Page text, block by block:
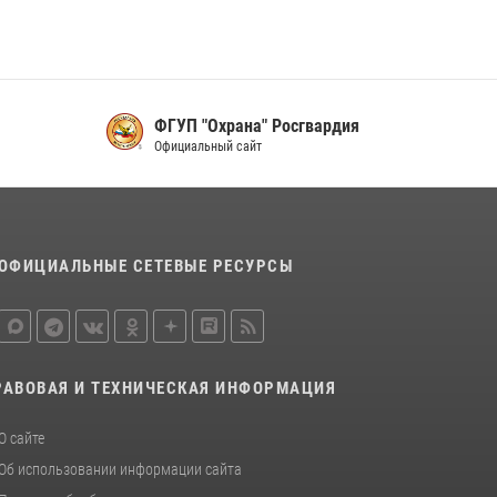
которого выступил ОМОН «Ратибор»
Управления Росгвардии по Красноярскому
10 июля 2026, 06:21 3
ФГУП "Охрана" Росгвардия
Официальный сайт
СЕТЕВЫЕ РЕСУРСЫ
И ТЕХНИЧЕСКАЯ ИНФОРМАЦИЯ
О сайте
Об использовании информации сайта